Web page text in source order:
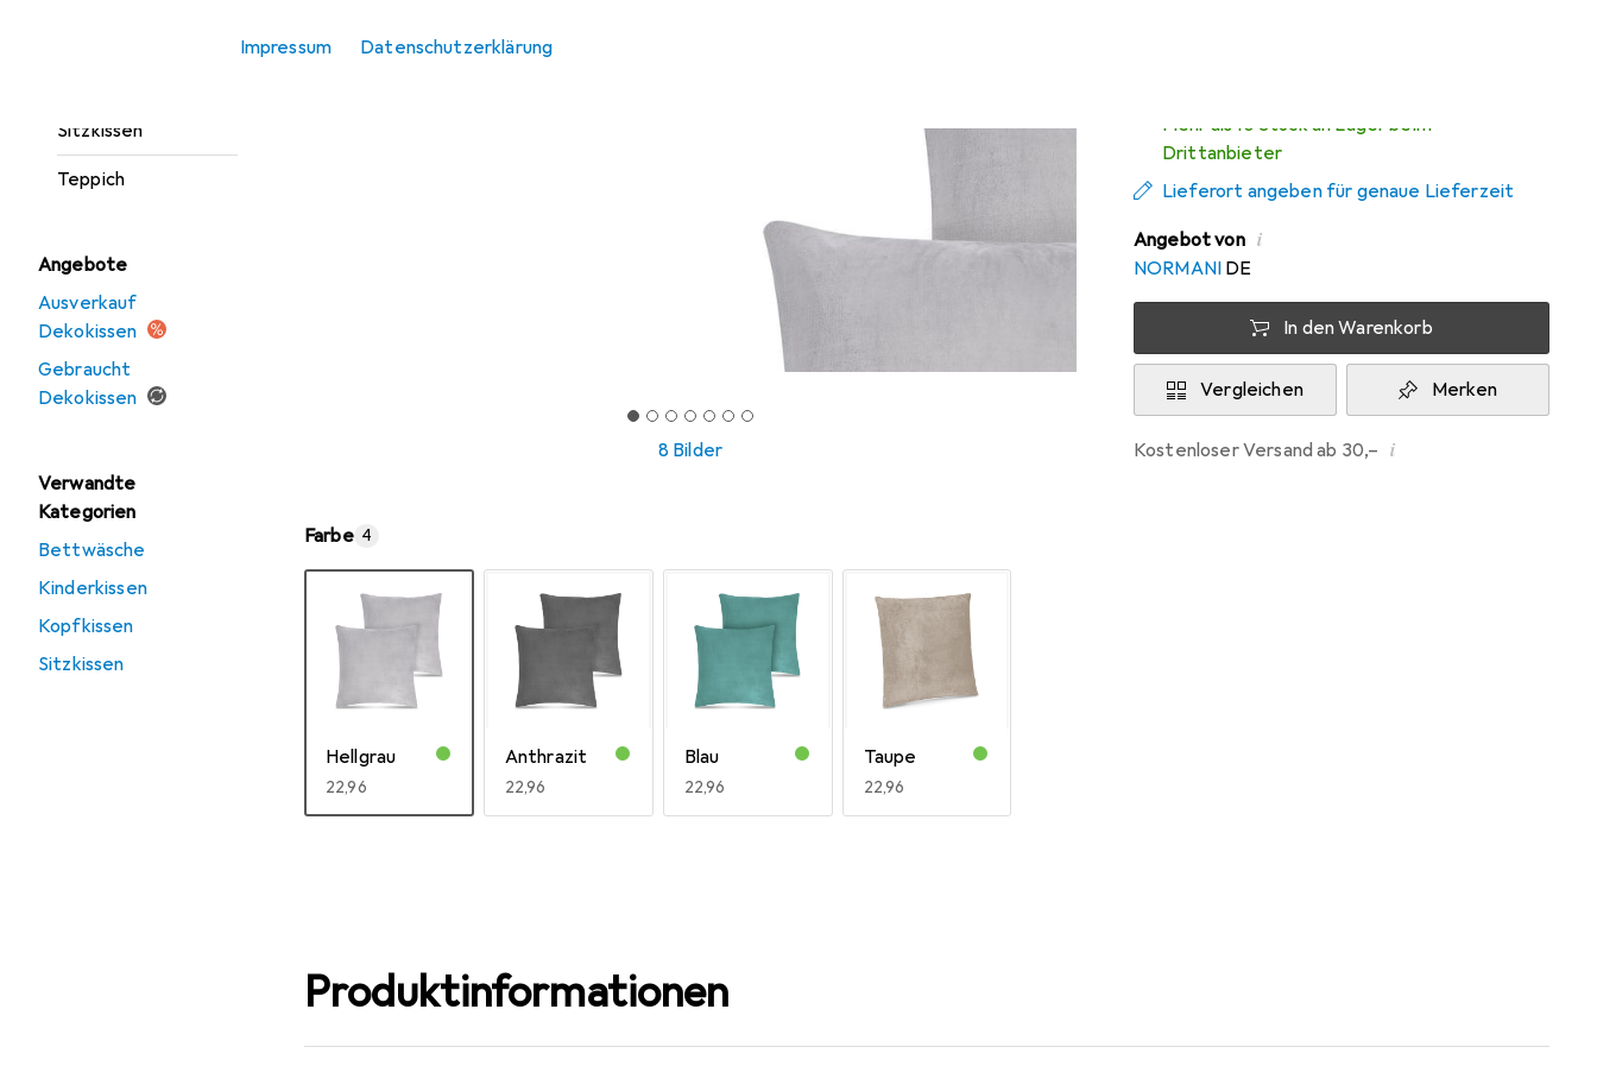
Impressum Datenschutzerklärung
Sitzkissen
Teppich
Angebote
Ausverkauf
Dekokissen
Gebraucht
Dekokissen
Verwandte
Kategorien
Bettwäsche
Kinderkissen
Kopfkissen
Sitzkissen
8 Bilder
Mehr als 10 Stück an Lager beim
Drittanbieter
Lieferort angeben für genaue Lieferzeit
Angebot von i
NORMANI DE
In den Warenkorb
Vergleichen Merken
Kostenloser Versand ab 30,– i
Farbe 4
Hellgrau
EUR
22,96
Anthrazit
EUR
22,96
Blau
EUR
22,96
Taupe
EUR
22,96
Produktinformationen